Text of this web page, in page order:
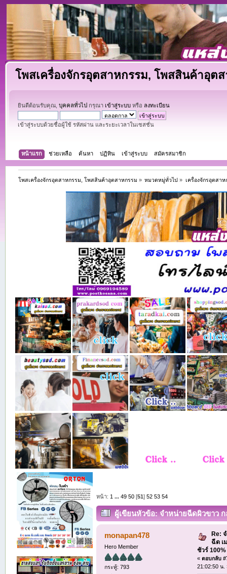
โพสเครื่องจักรอุตสาหกรรม, โพสสินค้าอุต
ยินดีต้อนรับคุณ, บุคคลทั่วไป กรุณา เข้าสู่ระบบหรือ ลงทะเบียน
เข้าสู่ระบบด้วยชื่อผู้ใช้ รหัสผ่าน และระยะเวลาในเซสชั่น
หน้าแรก ช่วยเหลือ ค้นหา ปฏิทิน เข้าสู่ระบบ สมัครสมาชิก
โพสเครื่องจักรอุตสาหกรรม, โพสสินค้าอุตสาหกรรม » หมวดหมู่ทั่วไป » เครื่องจักรอุตสา
หน้า: 1 ... 49 50[51 ] 52 53 54
ผู้เขียนหัวข้อ: จำหน่ายฉีดผิวขาว
ราคาปลีก-ราคาส่ง (อ่าน 46730 ครั้ง)
monapan478
Hero Member
กระทู้: 793
Re:
ฉีด เ
ชัวร์
«ตอบกลับ
21:02:50 น.